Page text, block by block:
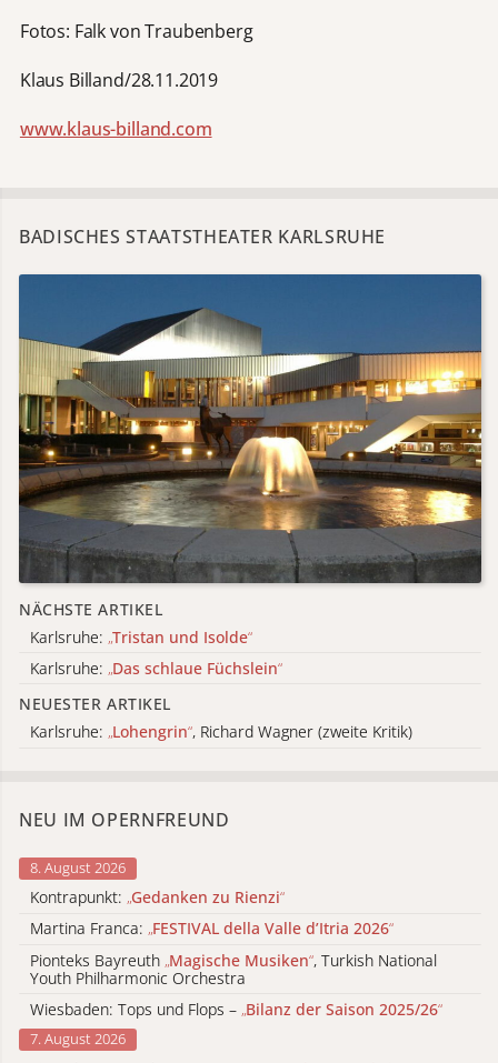
Fotos: Falk von Traubenberg
Klaus Billand/28.11.2019
www.klaus-billand.com
BADISCHES STAATSTHEATER KARLSRUHE
NÄCHSTE ARTIKEL
Karlsruhe: „Tristan und Isolde“
Karlsruhe: „Das schlaue Füchslein“
NEUESTER ARTIKEL
Karlsruhe: „Lohengrin“, Richard Wagner (zweite Kritik)
NEU IM OPERNFREUND
8. August 2026
Kontrapunkt: „Gedanken zu Rienzi“
Martina Franca: „FESTIVAL della Valle d’Itria 2026“
Pionteks Bayreuth „Magische Musiken“, Turkish National
Youth Philharmonic Orchestra
Wiesbaden: Tops und Flops – „Bilanz der Saison 2025/26“
7. August 2026